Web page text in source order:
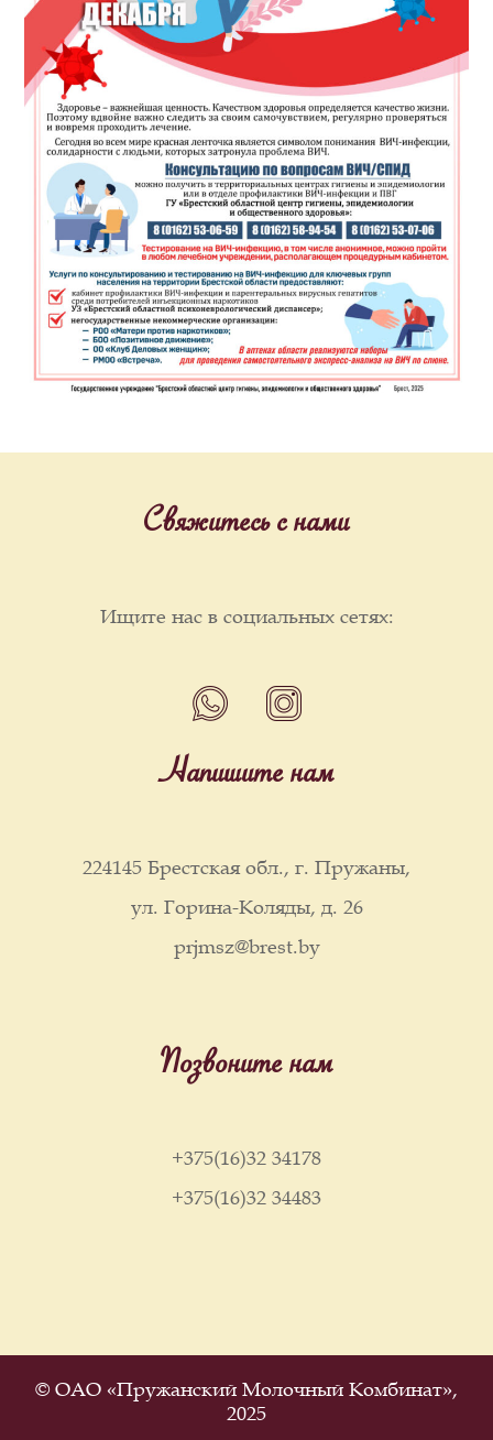
Свяжитесь с нами
Ищите нас в социальных сетях:
Напишите нам
224145 Брестская обл., г. Пружаны,
ул. Горина-Коляды, д. 26
prjmsz@brest.by
Позвоните нам
+375(16)32 34178
+375(16)32 34483
© ОАО «Пружанский Молочный Комбинат»,
2025